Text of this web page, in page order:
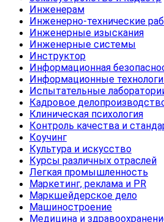
Инженерам
Инженерно-технические
Инженерные изыскания
Инженерные системы
Инструктор
Информационная
Информационные
Испытательные
Кадровое
Клиническая психология
Контроль качества и
Коучинг
Культура и искусство
Курсы различных отраслей
Легкая промышленность
Маркетинг, реклама и PR
Маркшейдерское дело
Машиностроение
Медицина и